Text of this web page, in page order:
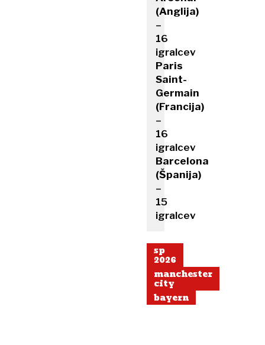
(Anglija)
–
16
igralcev
Paris
Saint-
Germain
(Francija)
–
16
igralcev
Barcelona
(Španija)
–
15
igralcev
sp
2026
manchester
city
bayern